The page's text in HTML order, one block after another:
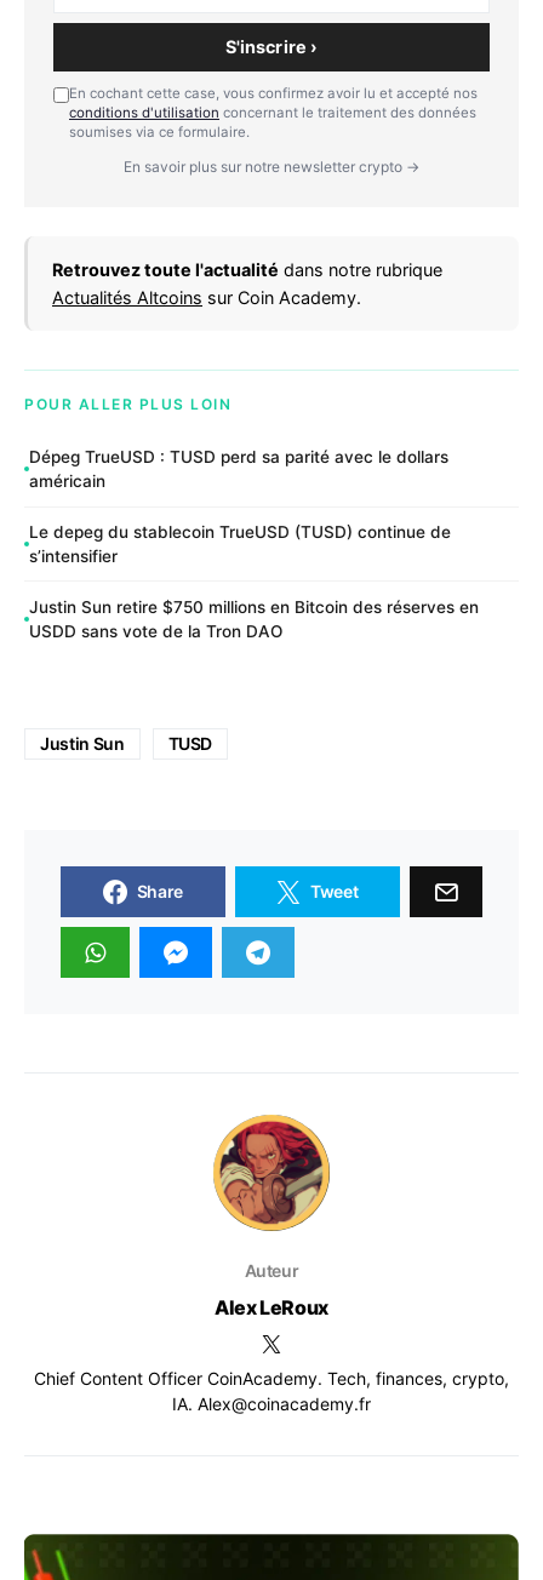
S'inscrire ›
En cochant cette case, vous confirmez avoir lu et accepté nos
conditions d'utilisation concernant le traitement des données
soumises via ce formulaire.
En savoir plus sur notre newsletter crypto →
Retrouvez toute l'actualité dans notre rubrique
Actualités Altcoins sur Coin Academy.
POUR ALLER PLUS LOIN
Dépeg TrueUSD : TUSD perd sa parité avec le dollars
américain
Le depeg du stablecoin TrueUSD (TUSD) continue de
s’intensifier
Justin Sun retire $750 millions en Bitcoin des réserves en
USDD sans vote de la Tron DAO
Justin Sun TUSD
Share Tweet
Auteur
Alex LeRoux
Chief Content Officer CoinAcademy. Tech, finances, crypto,
IA. Alex@coinacademy.fr